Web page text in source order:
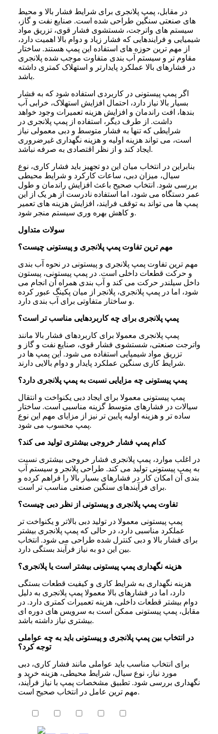
در مقابل، پمپ پلانجری برای شرایط فشار بالا و محیط
های صنعتی سنگین طراحی شده است. صنایع نفت و گاز،
سیستم های واترجت، شستشوی فشار قوی، تزریق مواد
شیمیایی و فرایندهایی که فشار زیاد و دوام بالا اهمیت دارد،
از مهم ترین حوزه های استفاده این پمپ هستند. ساختار
مقاوم تر و سیستم آب بندی متفاوت موجب شده پلانجری
در فشارهای بالا عملکرد پایدارتر و استهلاک کمتری داشته
باشد.
اگر پمپ پیستونی در کاربردی استفاده شود که به فشار
بسیار بالا نیاز دارد، احتمال افزایش استهلاک، خرابی آب
بندها، افت راندمان و افزایش هزینه تعمیرات وجود خواهد
داشت. از طرف دیگر، استفاده از پمپ پلانجری در
شرایطی که تنها به فشار متوسط و دبی معمولی نیاز
است، می تواند هزینه اولیه و هزینه نگهداری غیرضروری
ایجاد کند و از نظر اقتصادی به صرفه نباشد.
بنابراین در انتخاب میان این دو تجهیز باید فشار کاری، نوع
سیال، میزان دبی، ساعات کارکرد و شرایط محیطی
بررسی شود. انتخاب صحیح باعث افزایش راندمان و طول
عمر دستگاه می شود، اما استفاده نادرست از هر یک از این
پمپ ها می تواند به توقف فرایند، افزایش هزینه های تعمیر
و کاهش بهره وری سیستم منجر شود.
سولات متداول
مهم‌ ترین تفاوت پمپ پلانجری و پیستونی چیست؟
مهم ترین تفاوت پمپ پلانجری و پیستونی در نحوه آب بندی
و حرکت قطعات داخلی است. در پمپ پیستونی، پیستون
داخل سیلندر حرکت می کند و آب بندی همراه آن انجام می
شود، اما در پمپ پلانجری، پلانجر از میان پکینگ عبور کرده
و ساختار متفاوتی برای آب بندی دارد.
پمپ پلانجری برای چه کاربردهایی مناسب‌ تر است؟
پمپ پلانجری معمولا برای کاربردهای فشار بالا مانند
واترجت صنعتی، شستشوی فشار قوی، صنایع نفت و گاز و
تزریق مواد شیمیایی استفاده می شود. این پمپ ها در
شرایط کاری سنگین عملکرد پایدار و دوام بالایی دارند.
پمپ پیستونی چه مزایایی نسبت به پمپ پلانجری دارد؟
پمپ پیستونی معمولا برای ایجاد دبی یکنواخت و انتقال
سیالات در فشارهای متوسط گزینه مناسبی است. ساختار
ساده تر و هزینه اولیه پایین تر نیز از مزایای مهم این نوع
پمپ محسوب می شود.
کدام پمپ فشار خروجی بیشتری تولید می‌ کند؟
در اغلب موارد، پمپ پلانجری فشار خروجی بیشتری نسبت
به پمپ پیستونی تولید می کند. طراحی پلانجر و سیستم آب
بندی آن امکان کار در فشارهای بسیار بالا را فراهم کرده و
برای فرآیندهای سنگین صنعتی مناسب تر است.
تفاوت پمپ پلانجری و پیستونی از نظر دبی چیست؟
پمپ پیستونی معمولا در تولید دبی بالاتر و یکنواخت تر
عملکرد مناسبی دارد، در حالی که پمپ پلانجری بیشتر
برای فشار بالا و دبی کنترل شده طراحی می شود. انتخاب
بین این دو به نیاز فرآیند بستگی دارد.
هزینه نگهداری پمپ پیستونی بیشتر است یا پلانجری؟
هزینه نگهداری به شرایط کاری و کیفیت قطعات بستگی
دارد، اما در فشارهای بالا معمولا پمپ پلانجری به دلیل
دوام بیشتر قطعات داخلی، هزینه تعمیرات کمتری دارد. در
مقابل، پمپ پیستونی ممکن است به سرویس های دوره ای
بیشتری نیاز داشته باشد.
در انتخاب بین پمپ پلانجری و پیستونی باید به چه عواملی
توجه کرد؟
برای انتخاب مناسب باید عواملی مانند فشار کاری، دبی
مورد نیاز، نوع سیال، شرایط محیطی، هزینه خرید و
نگهداری بررسی شود. تطبیق مشخصات پمپ با نیاز فرآیند،
مهم ترین عامل در انتخاب صحیح است.